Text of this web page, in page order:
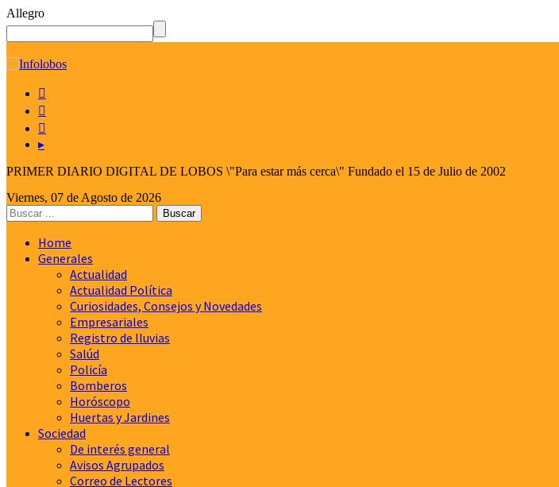
Allegro



▸
PRIMER DIARIO DIGITAL DE LOBOS \"Para estar más cerca\" Fundado el 15 de Julio de 2002
Viernes, 07 de Agosto de 2026
Home
Generales
Actualidad
Actualidad Política
Curiosidades, Consejos y Novedades
Empresariales
Registro de lluvias
Salúd
Policía
Bomberos
Horóscopo
Huertas y Jardines
Sociedad
De interés general
Avisos Agrupados
Correo de Lectores